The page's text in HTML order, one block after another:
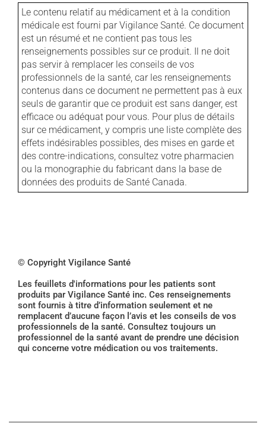
Le contenu relatif au médicament et à la condition
médicale est fourni par Vigilance Santé. Ce document
est un résumé et ne contient pas tous les
renseignements possibles sur ce produit. Il ne doit
pas servir à remplacer les conseils de vos
professionnels de la santé, car les renseignements
contenus dans ce document ne permettent pas à eux
seuls de garantir que ce produit est sans danger, est
efficace ou adéquat pour vous. Pour plus de détails
sur ce médicament, y compris une liste complète des
effets indésirables possibles, des mises en garde et
des contre-indications, consultez votre pharmacien
ou la monographie du fabricant dans la base de
données des produits de Santé Canada.
© Copyright Vigilance Santé
Les feuillets d'informations pour les patients sont
produits par Vigilance Santé inc. Ces renseignements
sont fournis à titre d’information seulement et ne
remplacent d’aucune façon l’avis et les conseils de vos
professionnels de la santé. Consultez toujours un
professionnel de la santé avant de prendre une décision
qui concerne votre médication ou vos traitements.